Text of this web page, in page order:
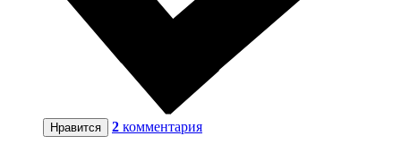
Нравится 2 комментария